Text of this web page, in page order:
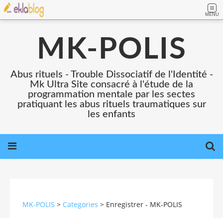
MENU
MK-POLIS
Abus rituels - Trouble Dissociatif de l'Identité -
Mk Ultra Site consacré à l'étude de la
programmation mentale par les sectes
pratiquant les abus rituels traumatiques sur
les enfants
MK-POLIS > Categories > Enregistrer - MK-POLIS